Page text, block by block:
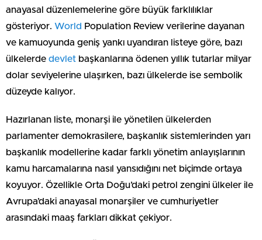
anayasal düzenlemelerine göre büyük farklılıklar
gösteriyor. World Population Review verilerine dayanan
ve kamuoyunda geniş yankı uyandıran listeye göre, bazı
ülkelerde devlet başkanlarına ödenen yıllık tutarlar milyar
dolar seviyelerine ulaşırken, bazı ülkelerde ise sembolik
düzeyde kalıyor.
Hazırlanan liste, monarşi ile yönetilen ülkelerden
parlamenter demokrasilere, başkanlık sistemlerinden yarı
başkanlık modellerine kadar farklı yönetim anlayışlarının
kamu harcamalarına nasıl yansıdığını net biçimde ortaya
koyuyor. Özellikle Orta Doğu’daki petrol zengini ülkeler ile
Avrupa’daki anayasal monarşiler ve cumhuriyetler
arasındaki maaş farkları dikkat çekiyor.